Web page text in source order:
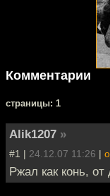
Комментарии
cтраницы: 1
Alik1207 »
#1 | 24.12.07 11:26 |
Ржал как конь,